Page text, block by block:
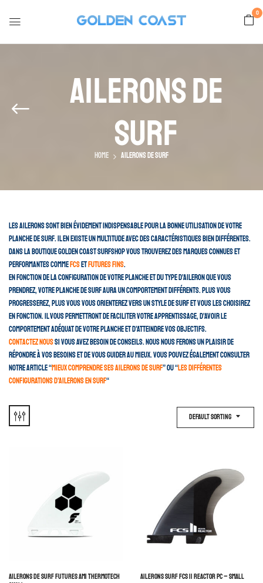
0
Ailerons De
Surf
Home Ailerons de surf
Les ailerons sont bien évidement indispensable pour la bonne utilisation de votre
planche de surf. Il en existe un multitude avec des caractéristiques bien différentes.
Dans la boutique GOLDEN COAST Surfshop vous trouverez des marques connues et
performantes comme FCS et Futures Fins.
En fonction de la configuration de votre planche et du type d’aileron que vous
prendrez, votre planche de surf aura un comportement différents. Plus vous
progresserez, plus vous vous orienterez vers un style de surf et vous les choisirez
en fonction. Il vous permettront de faciliter votre apprentissage, d’avoir le
comportement adéquat de votre planche et d’atteindre vos objectifs.
Contactez noussi vous avez besoin de conseils. Nous nous ferons un plaisir de
répondre à vos besoins et de vous guider au mieux. Vous pouvez également consulter
notre article “mieux comprendre ses ailerons de surf” ou “les différentes
configurations d’ailerons en surf“
Default Sorting
AILERONS DE SURF FUTURES AM1 THERMOTECH
AILERONS SURF FCS II REACTOR PC – SMALL